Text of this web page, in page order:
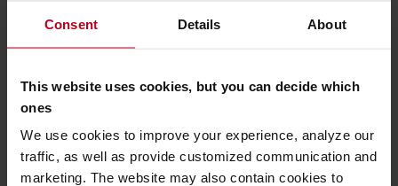
Consent Details About
This website uses cookies, but you can decide which
ones
We use cookies to improve your experience, analyze our
traffic, as well as provide customized communication and
marketing. The website may also contain cookies to
Druckstangen
Die Druckstangen verringern die kostspielige Wartung und
erhöhen sowohl die Haltbarkeit als auch die Betriebszeit.